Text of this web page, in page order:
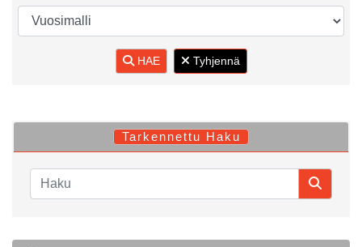
HAE Tyhjennä
Tarkennettu Haku